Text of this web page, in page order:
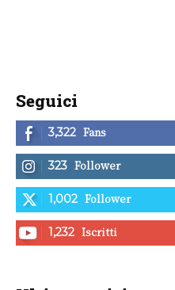
Seguici
3,322 Fans
323 Follower
1,002 Follower
1,232 Iscritti